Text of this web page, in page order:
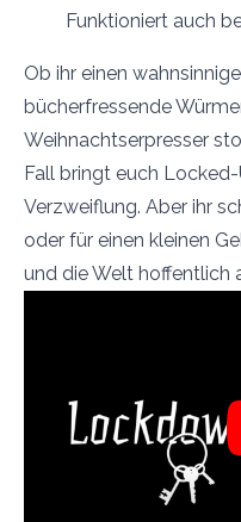
Funktioniert auch
Ob ihr einen
bücherfressende
Weihnachtserpresser
Fall bringt euch
Verzweiflung. Aber ihr
oder für einen kleinen
und die Welt hoffentlich